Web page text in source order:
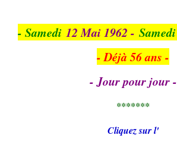
- Samedi 12 Mai 1962 - Samedi
- Déjà 56 ans -
- Jour pour jour -
*******
Cliquez sur l'